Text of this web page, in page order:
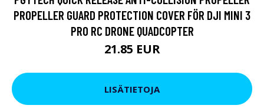
PROPELLER GUARD PROTECTION COVER FÖR DJI MINI 3
PRO RC DRONE QUADCOPTER
21.85 EUR
LISÄTIETOJA